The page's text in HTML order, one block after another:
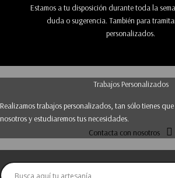
Estamos a tu disposición durante toda la
duda o sugerencia. También para
personalizados.
Trabajos Personalizados
Realizamos trabajos personalizados, tan sólo tienes
nosotros y estudiaremos tus necesidades.
Contacta con nosotros